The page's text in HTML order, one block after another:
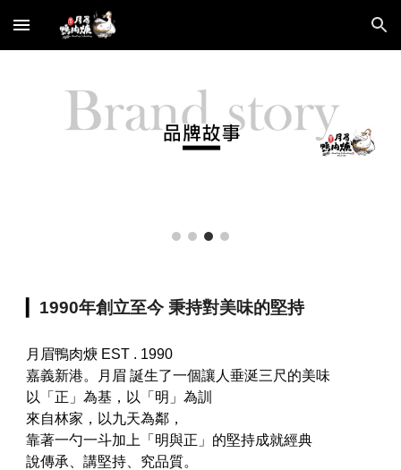
Skip to main content Skip to navigation
1990年創立至今 秉持對美味的堅持
月眉鴨肉焿 EST . 1990
嘉義新港。月眉 誕生了一個讓人垂涎三尺的美味
以「正」為基，以「明」為訓
來自林家，以九天為鄰，
靠著一勺一斗加上「明與正」的堅持成就經典
說傳承、講堅持、究品質。